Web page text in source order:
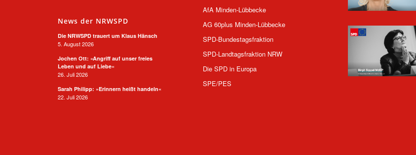
News der NRWSPD
Die NRWSPD trauert um Klaus Hänsch
5. August 2026
Jochen Ott: »Angriff auf unser freies
Leben und auf Liebe«
26. Juli 2026
Sarah Philipp: »Erinnern heißt handeln«
22. Juli 2026
AfA Minden-Lübbecke
AG 60plus Minden-Lübbecke
SPD-Bundestagsfraktion
SPD-Landtagsfraktion NRW
Die SPD in Europa
SPE/PES